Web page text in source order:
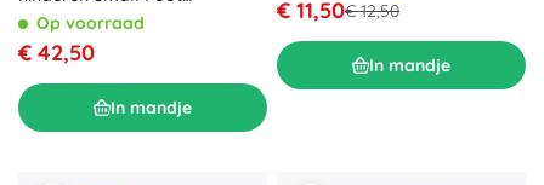
Adventure
Op voorraad
€ 42,50
In mandje
€ 11,50€ 12,50
In mandje